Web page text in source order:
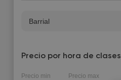
Estadística matemática
Física
Francés
Barrial
Precio por hora de clases
Precio min Precio max